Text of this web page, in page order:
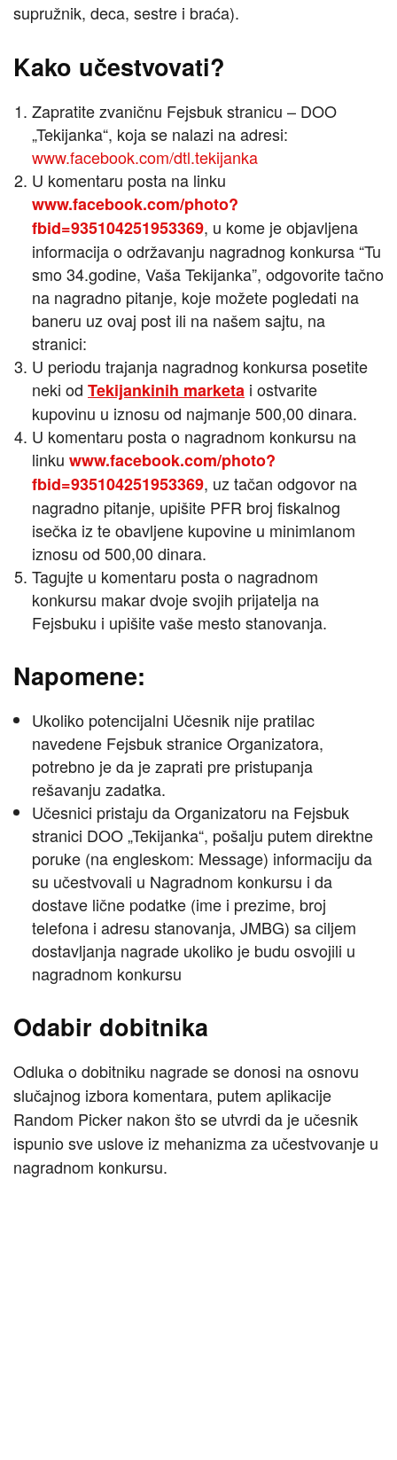
supružnik, deca, sestre i braća).
Kako učestvovati?
Zapratite zvaničnu Fejsbuk stranicu – DOO
„Tekijanka“, koja se nalazi na adresi:
www.facebook.com/dtl.tekijanka
U komentaru posta na linku
www.facebook.com/photo?
fbid=935104251953369, u kome je objavljena
informacija o održavanju nagradnog konkursa “Tu
smo 34.godine, Vaša Tekijanka”, odgovorite tačno
na nagradno pitanje, koje možete pogledati na
baneru uz ovaj post ili na našem sajtu, na
stranici:
U periodu trajanja nagradnog konkursa posetite
neki od Tekijankinih marketa i ostvarite
kupovinu u iznosu od najmanje 500,00 dinara.
U komentaru posta o nagradnom konkursu na
linku www.facebook.com/photo?
fbid=935104251953369, uz tačan odgovor na
nagradno pitanje, upišite PFR broj fiskalnog
isečka iz te obavljene kupovine u minimlanom
iznosu od 500,00 dinara.
Tagujte u komentaru posta o nagradnom
konkursu makar dvoje svojih prijatelja na
Fejsbuku i upišite vaše mesto stanovanja.
Napomene:
Ukoliko potencijalni Učesnik nije pratilac
navedene Fejsbuk stranice Organizatora,
potrebno je da je zaprati pre pristupanja
rešavanju zadatka.
Učesnici pristaju da Organizatoru na Fejsbuk
stranici DOO „Tekijanka“, pošalju putem direktne
poruke (na engleskom: Message) informaciju da
su učestvovali u Nagradnom konkursu i da
dostave lične podatke (ime i prezime, broj
telefona i adresu stanovanja, JMBG) sa ciljem
dostavljanja nagrade ukoliko je budu osvojili u
nagradnom konkursu
Odabir dobitnika
Odluka o dobitniku nagrade se donosi na osnovu
slučajnog izbora komentara, putem aplikacije
Random Picker nakon što se utvrdi da je učesnik
ispunio sve uslove iz mehanizma za učestvovanje u
nagradnom konkursu.